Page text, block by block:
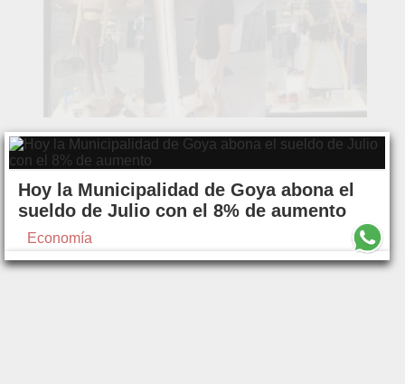
Hoy la Municipalidad de Goya abona el
sueldo de Julio con el 8% de aumento
Economía